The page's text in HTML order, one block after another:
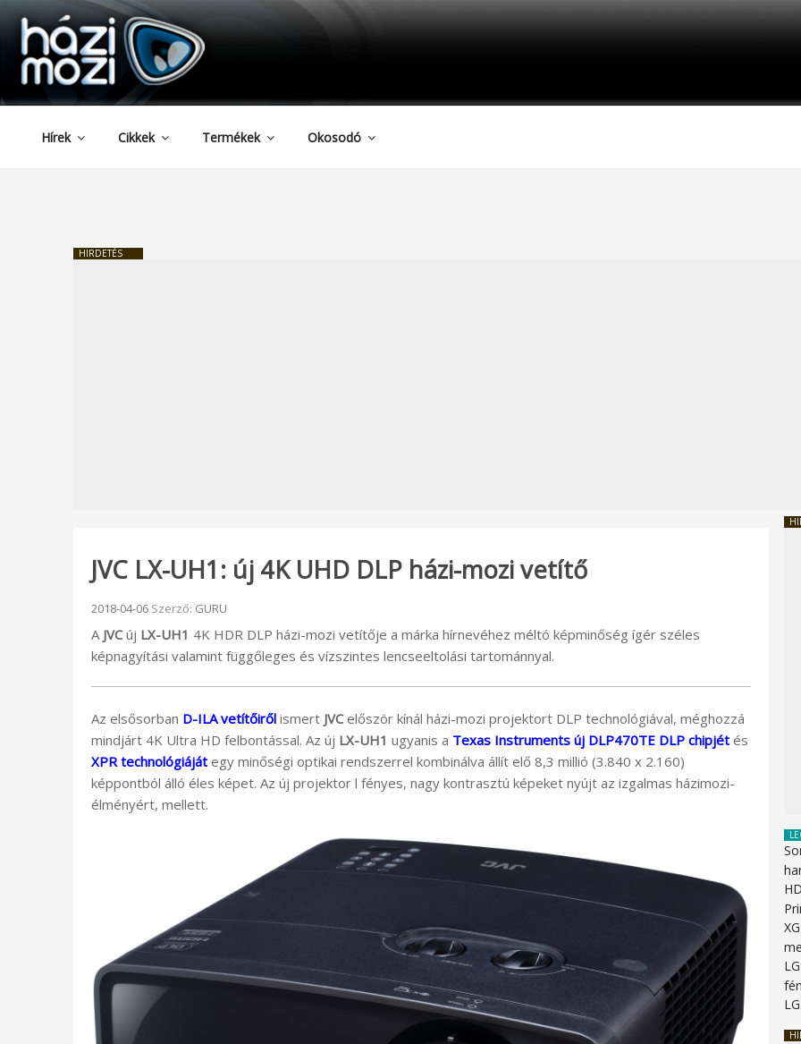
Tartalomhoz
HAZIMOZI
Hírek Cikkek Termékek Okosodó
HIRDETÉS
JVC LX-UH1: új 4K UHD DLP házi-mozi vetítő
Beküldve:
2018-04-06 Szerző: GURU
A JVCúj LX-UH1 4K HDR DLP házi-mozi vetítője a márka hírnevéhez méltó képminőség ígér széles
képnagyítási valamint függőleges és vízszintes lencseeltolási tartománnyal.
Az elsősorban D-ILA vetítőiről ismert JVCelőször kínál házi-mozi projektort DLP technológiával, méghozzá
mindjárt 4K Ultra HD felbontással. Az új LX-UH1 ugyanis a Texas Instruments új DLP470TE DLP chipjét és
XPR technológiáját egy minőségi optikai rendszerrel kombinálva állít elő 8,3 millió (3.840 x 2.160)
képpontból álló éles képet. Az új projektor l fényes, nagy kontrasztú képeket nyújt az izgalmas házimozi-
élményért, mellett.